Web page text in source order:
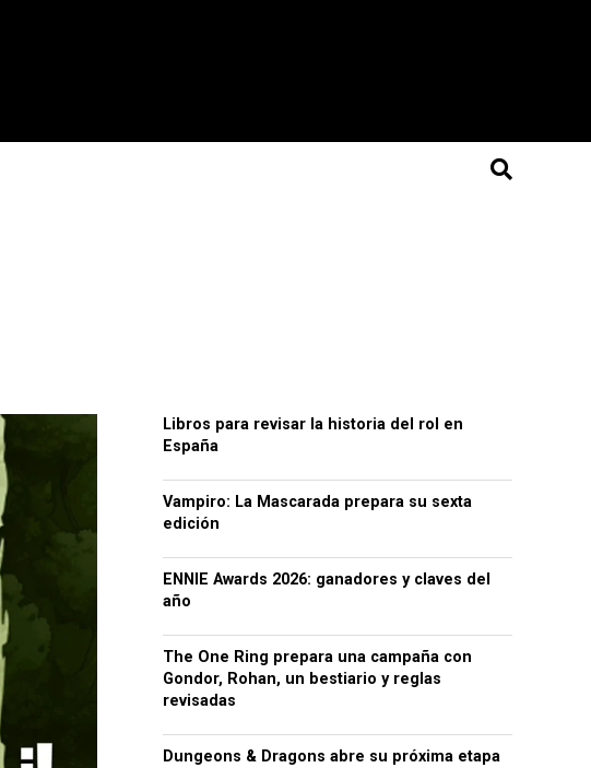
Libros para revisar la historia del rol en
España
Vampiro: La Mascarada prepara su sexta
edición
ENNIE Awards 2026: ganadores y claves del
año
The One Ring prepara una campaña con
Gondor, Rohan, un bestiario y reglas
revisadas
Dungeons & Dragons abre su próxima etapa